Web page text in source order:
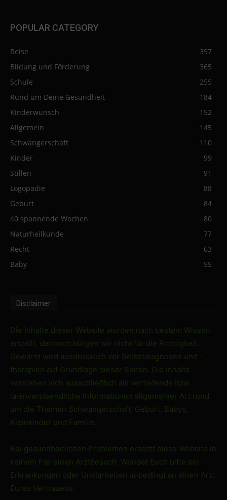
POPULAR CATEGORY
Reise
397
Bildung und Förderung
365
Schule
255
Rund um Deine Gesundheit
184
Kinderwunsch
152
Allgemein
145
Schwangerschaft
110
Kinder
99
Stillen
91
Logopädie
88
Geburt
84
40 spannende Wochen
80
Naturheilkunde
77
Recht
63
Baby
55
Disclaimer
Die Inhalte dieser Website wurden nach bestem Wissen
erstellt, dennoch bürgen wir nicht für die Richtigkeit.
Gewarnt wird ausdrücklich vor Selbstdiagnosen und -
therapien auf Grundlage dieser Seiten. Die Inhalte
verstehen sich ausschließlich als vertiefende bzw.
laienverstaendliche Informationen allgemeiner Art rund
um die Themen Schwangerschaft, Geburt, Babys,
Kleinkinder und Familie.
Bei gesundheitlichen Problemen ersetzt diese Website in
keinem Fall einen Arztbesuch. Wendet Euch bitte bei
Erkrankungen oder Unklarheiten unbedingt an einen Arzt
Eures Vertrauens.